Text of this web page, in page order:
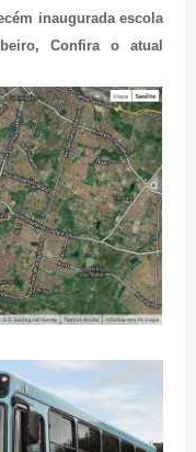
inaugurada escola
Confira o atual